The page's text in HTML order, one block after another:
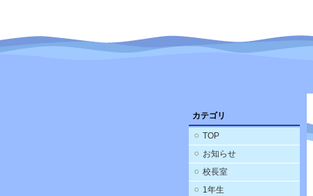
カテゴリ
TOP
お知らせ
校長室
1年生